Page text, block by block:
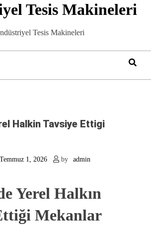
Tesis Makineleri
Tesis Makineleri
Halkin Tavsiye Ettigi
Temmuz 1, 2026 by admin
Yerel Halkın
Mekanlar